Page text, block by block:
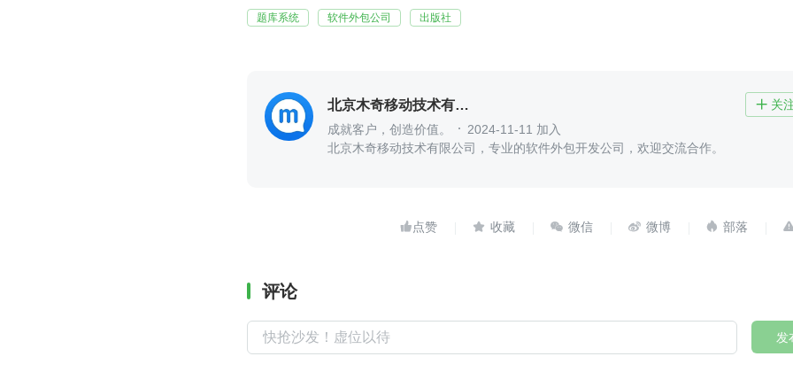
题库系统 软件外包公司 出版社
北京木奇移动技术有限公司  关
成就客户，创造价值。
2024-11-11 加入
北京木奇移动技术有限公司，专业的软件外包开发公司，欢迎交流合作。
    
评论
发